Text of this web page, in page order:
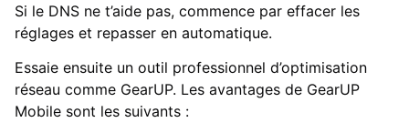
Si le DNS ne t’aide pas, commence par effacer les
réglages et repasser en automatique.
Essaie ensuite un outil professionnel d’optimisation
réseau comme GearUP. Les avantages de GearUP
Mobile sont les suivants :